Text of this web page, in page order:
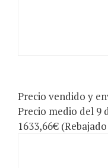
Precio vendido y
Precio medio del 9
1633,66€